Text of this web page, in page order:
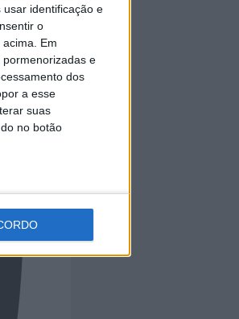
identificação e
o
Em
e
dos
a esse
suas
no botão